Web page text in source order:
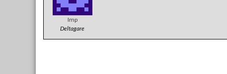
Imp
Deltagare